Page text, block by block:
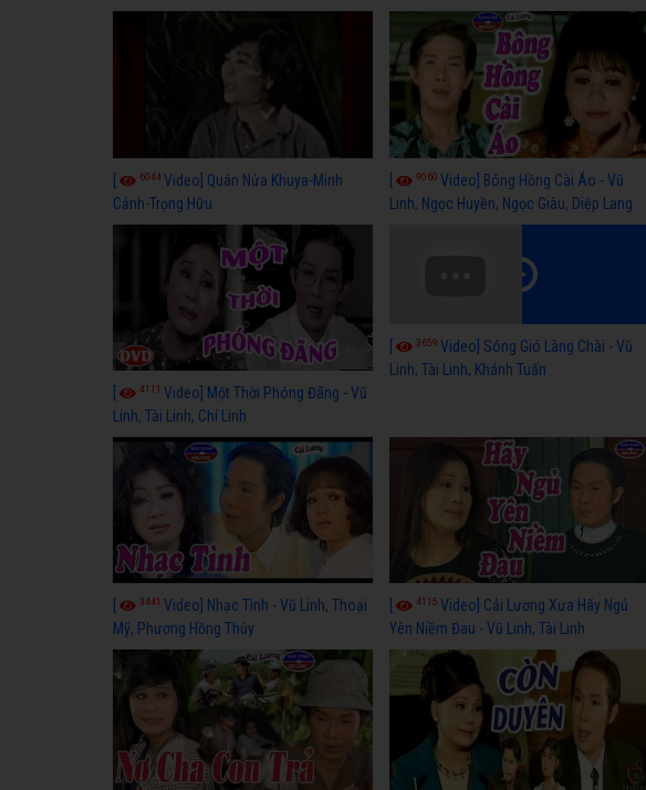
Long, Thanh Ngân Hay Nhất
lương xã hội hay nhất
[ 6044Video] Quán Nửa Khuya-Minh
Cảnh-Trọng Hữu
[ 9060 Video] Bông Hồng Cài Áo - Vũ
Linh, Ngọc Huyền, Ngọc Giàu, Diệp Lang
4111 Video] Một Thời Phóng Đãng - Vũ
Linh, Tài Linh, Chí Linh
[ 3659 Video] Sóng Gió Làng Chài - Vũ
Linh, Tài Linh, Khánh Tuấn
3441 Video] Nhạc Tình - Vũ Linh, Thoại
Mỹ, Phương Hồng Thủy
4115 Video] Cải Lương Xưa Hãy Ngủ
Yên Niềm Đau - Vũ Linh, Tài Linh